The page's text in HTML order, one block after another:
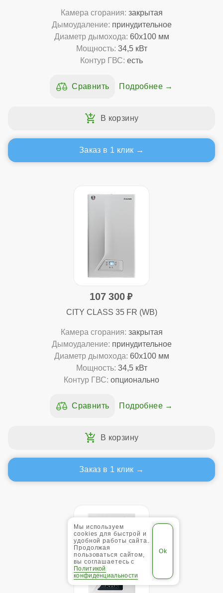
Камера сгорания: закрытая
Дымоудаление: принудительное
Диаметр дымохода: 60x100 мм
Мощность: 34,5 кВт
Контур ГВС: есть
Подробнее
Заказ в 1 клик
107 300
CITY CLASS 35 FR (WB)
Камера сгорания: закрытая
Дымоудаление: принудительное
Диаметр дымохода: 60x100 мм
Мощность: 34,5 кВт
Контур ГВС: опционально
Подробнее
Заказ в 1 клик
Мы используем
cookies для быстрой и
удобной работы сайта.
Продолжая
пользоваться сайтом,
вы соглашаетесь с
Политикой
конфиденциальности